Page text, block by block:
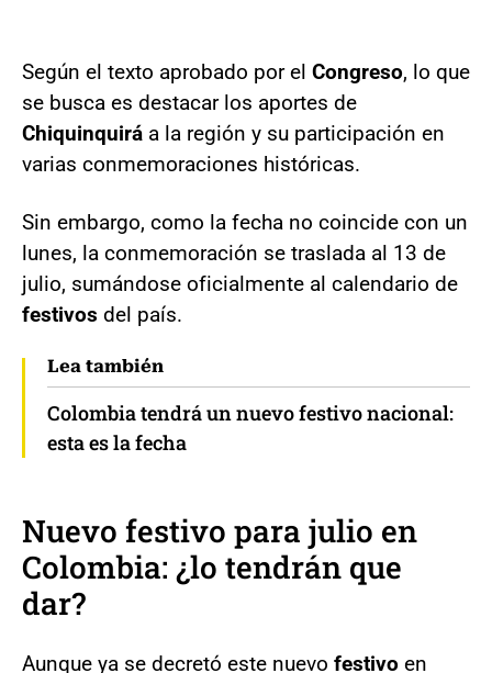
Según el texto aprobado por el Congreso, lo que
se busca es destacar los aportes de
Chiquinquirá a la región y su participación en
varias conmemoraciones históricas.
Sin embargo, como la fecha no coincide con un
lunes, la conmemoración se traslada al 13 de
julio, sumándose oficialmente al calendario de
festivos del país.
Lea también
Colombia tendrá un nuevo festivo nacional:
esta es la fecha
Nuevo festivo para julio en
Colombia: ¿lo tendrán que
dar?
Aunque ya se decretó este nuevo festivo en